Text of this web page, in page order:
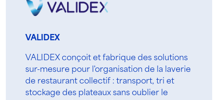
VALIDEX
VALIDEX conçoit et fabrique des solutions
sur-mesure pour l'organisation de la laverie
de restaurant collectif : transport, tri et
stockage des plateaux sans oublier le